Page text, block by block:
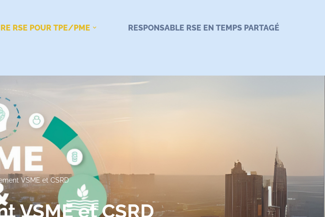
RSE POUR TPE/PME RESPONSABLE RSE EN TEMPS PARTAGÉ
VSME et CSRD
VSME et CSRD